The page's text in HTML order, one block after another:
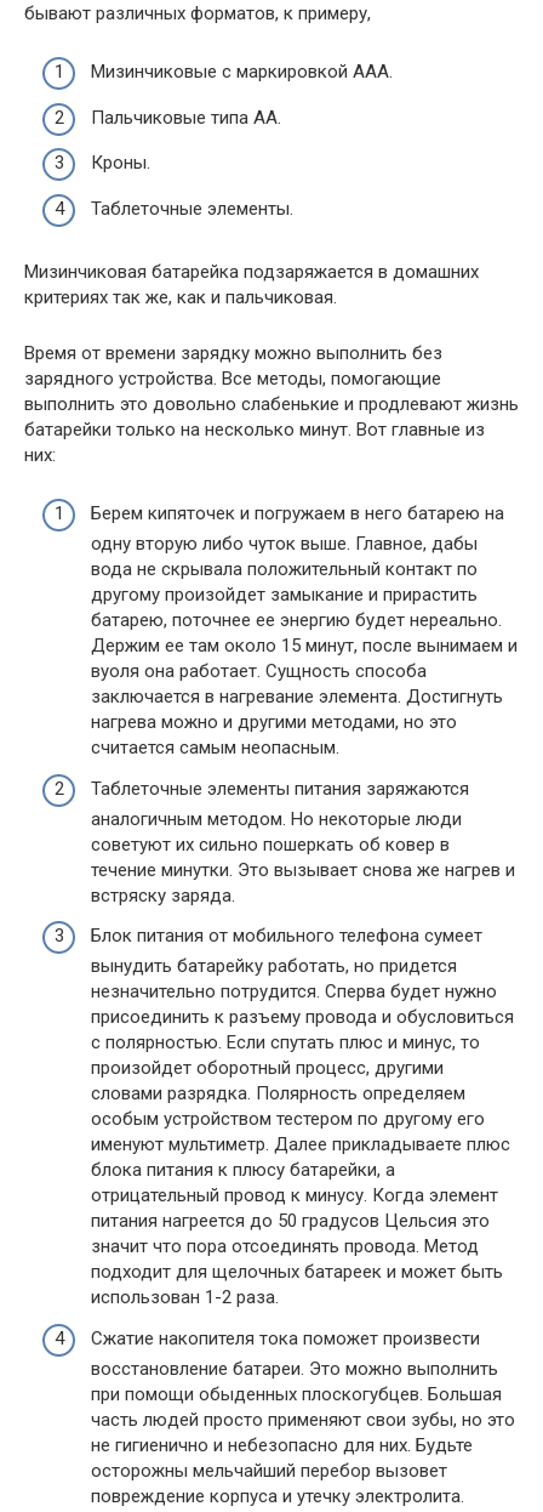
бывают различных форматов, к примеру,
Мизинчиковые с маркировкой ААА.
Пальчиковые типа АА.
Кроны.
Таблеточные элементы.
Мизинчиковая батарейка подзаряжается в домашних
критериях так же, как и пальчиковая.
Время от времени зарядку можно выполнить без
зарядного устройства. Все методы, помогающие
выполнить это довольно слабенькие и продлевают жизнь
батарейки только на несколько минут. Вот главные из
них:
Берем кипяточек и погружаем в него батарею на
одну вторую либо чуток выше. Главное, дабы
вода не скрывала положительный контакт по
другому произойдет замыкание и прирастить
батарею, поточнее ее энергию будет нереально.
Держим ее там около 15 минут, после вынимаем и
вуоля она работает. Сущность способа
заключается в нагревание элемента. Достигнуть
нагрева можно и другими методами, но это
считается самым неопасным.
Таблеточные элементы питания заряжаются
аналогичным методом. Но некоторые люди
советуют их сильно пошеркать об ковер в
течение минутки. Это вызывает снова же нагрев и
встряску заряда.
Блок питания от мобильного телефона сумеет
вынудить батарейку работать, но придется
незначительно потрудится. Сперва будет нужно
присоединить к разъему провода и обусловиться
с полярностью. Если спутать плюс и минус, то
произойдет оборотный процесс, другими
словами разрядка. Полярность определяем
особым устройством тестером по другому его
именуют мультиметр. Далее прикладываете плюс
блока питания к плюсу батарейки, а
отрицательный провод к минусу. Когда элемент
питания нагреется до 50 градусов Цельсия это
значит что пора отсоединять провода. Метод
подходит для щелочных батареек и может быть
использован 1-2 раза.
Сжатие накопителя тока поможет произвести
восстановление батареи. Это можно выполнить
при помощи обыденных плоскогубцев. Большая
часть людей просто применяют свои зубы, но это
не гигиенично и небезопасно для них. Будьте
осторожны мельчайший перебор вызовет
повреждение корпуса и утечку электролита.